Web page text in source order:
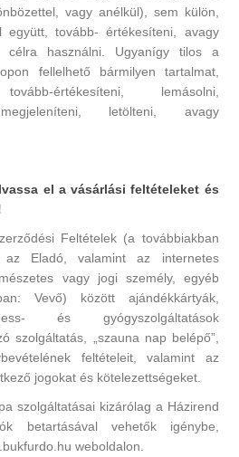
vagy anélkül), sem külön,
együtt, tovább- értékesíteni, avagy
célra használni. Ugyanígy tilos a
fellelhető bármilyen tartalmat,
értékesíteni, lemásolni,
megjeleníteni, letölteni, avagy
el a vásárlási feltételeket és
Feltételek (a továbbiakban
Eladó, valamint az internetes
vagy jogi személy, egyéb
Vevő) között ajándékkártyák,
és gyógyszolgáltatások
szolgáltatás, „szauna nap belépő”,
feltételeit, valamint az
jogokat és kötelezettségeket.
szolgáltatásai kizárólag a Házirend
betartásával vehetők igénybe,
weboldalon.